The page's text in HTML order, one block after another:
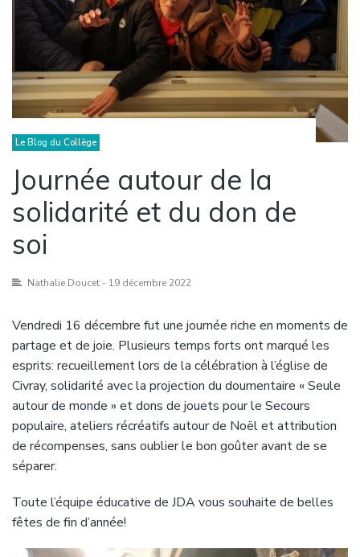
Le Blog du Collège
Journée autour de la
solidarité et du don de
soi
Nathalie Doucet - 19 décembre 2022
Vendredi 16 décembre fut une journée riche en moments de
partage et de joie. Plusieurs temps forts ont marqué les
esprits: recueillement lors de la célébration à l’église de
Civray, solidarité avec la projection du doumentaire « Seule
autour de monde » et dons de jouets pour le Secours
populaire, ateliers récréatifs autour de Noël et attribution
de récompenses, sans oublier le bon goûter avant de se
séparer.
Toute l’équipe éducative de JDA vous souhaite de belles
fêtes de fin d’année!